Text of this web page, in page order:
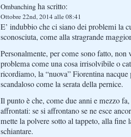
Ombanching ha scritto:
Ottobre 22nd, 2014 alle 08:41
E’ indubbio che ci siano dei problemi la
sconosciuta, come alla stragrande
Personalmente, per come sono fatto,
problema come una cosa irrisolvibile o
ricordiamo, la “nuova” Fiorentina
scandaloso come la serata della pernice.
Il punto è che, come due anni e mezzo
affrontati: se si affrontano se ne esce
mette la polvere sotto al tappeto, alla fine
schiantare.